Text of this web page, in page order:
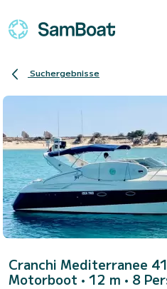
Suchergebnisse
Cranchi Mediterranee
Motorboot • 12 m • 8